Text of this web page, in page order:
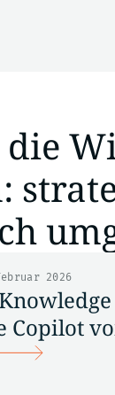
die
2026
Copilot